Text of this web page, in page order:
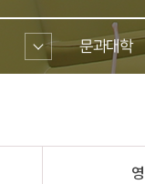
문과대학